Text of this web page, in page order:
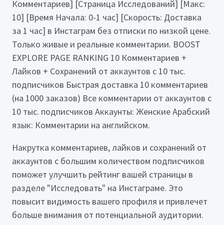
Комментариев] [Страница Исследований] [Макс:
10] [Время Начала: 0-1 час] [Скорость: Доставка
за 1 час] в Инстаграм без отписки по низкой цене.
Только живые и реальные комментарии. BOOST
EXPLORE PAGE RANKING 10 Комментариев +
Лайков + Сохранений от аккаунтов с 10 тыс.
подписчиков Быстрая доставка 10 комментариев
(на 1000 заказов) Все комментарии от аккаунтов с
10 тыс. подписчиков Аккаунты: Женские Арабский
язык: Комментарии на английском.
Накрутка комментариев, лайков и сохранений от
аккаунтов с большим количеством подписчиков
поможет улучшить рейтинг вашей страницы в
разделе "Исследовать" на Инстаграме. Это
повысит видимость вашего профиля и привлечет
больше внимания от потенциальной аудитории.